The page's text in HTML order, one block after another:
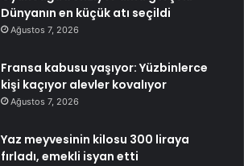
Dünyanın en küçük atı seçildi
Ağustos 7, 2026
Fransa kabusu yaşıyor: Yüzbinlerce
kişi kaçıyor alevler kovalıyor
Ağustos 7, 2026
Yaz meyvesinin kilosu 300 liraya
fırladı, emekli isyan etti